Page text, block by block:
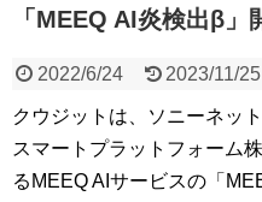
「MEEQ AI炎検出β」
2022/6/24 2023/11/25
クウジットは、ソニーネッ
スマートプラットフォーム
るMEEQ AIサービスの「